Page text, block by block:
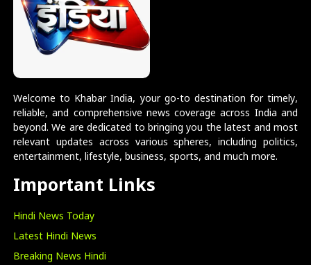
Welcome to Khabar India, your go-to destination for timely,
reliable, and comprehensive news coverage across India and
beyond. We are dedicated to bringing you the latest and most
relevant updates across various spheres, including politics,
entertainment, lifestyle, business, sports, and much more.
Important Links
Hindi News Today
Latest Hindi News
Breaking News Hindi